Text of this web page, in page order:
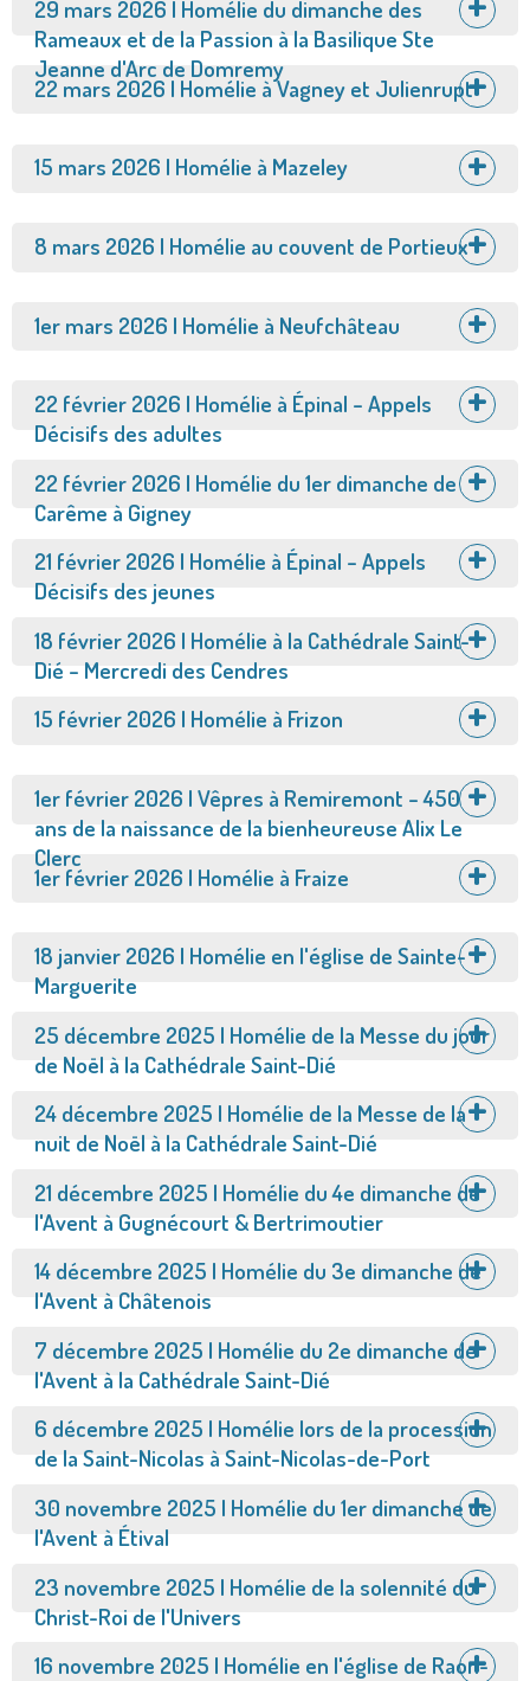
Afficher
29 mars 2026 | Homélie du dimanche des
Rameaux et de la Passion à la Basilique Ste
Jeanne d'Arc de Domremy
Afficher
22 mars 2026 | Homélie à Vagney et Julienrupt
Afficher
15 mars 2026 | Homélie à Mazeley
Afficher
8 mars 2026 | Homélie au couvent de Portieux
Afficher
1er mars 2026 | Homélie à Neufchâteau
Afficher
22 février 2026 | Homélie à Épinal – Appels
Décisifs des adultes
Afficher
22 février 2026 | Homélie du 1er dimanche de
Carême à Gigney
Afficher
21 février 2026 | Homélie à Épinal – Appels
Décisifs des jeunes
Afficher
18 février 2026 | Homélie à la Cathédrale Saint-
Dié – Mercredi des Cendres
Afficher
15 février 2026 | Homélie à Frizon
Afficher
1er février 2026 | Vêpres à Remiremont – 450
ans de la naissance de la bienheureuse Alix Le
Clerc
Afficher
1er février 2026 | Homélie à Fraize
Afficher
18 janvier 2026 | Homélie en l'église de Sainte-
Marguerite
Afficher
25 décembre 2025 | Homélie de la Messe du jour
de Noël à la Cathédrale Saint-Dié
Afficher
24 décembre 2025 | Homélie de la Messe de la
nuit de Noël à la Cathédrale Saint-Dié
Afficher
21 décembre 2025 | Homélie du 4e dimanche de
l'Avent à Gugnécourt & Bertrimoutier
Afficher
14 décembre 2025 | Homélie du 3e dimanche de
l'Avent à Châtenois
Afficher
7 décembre 2025 | Homélie du 2e dimanche de
l'Avent à la Cathédrale Saint-Dié
Afficher
6 décembre 2025 | Homélie lors de la procession
de la Saint-Nicolas à Saint-Nicolas-de-Port
Afficher
30 novembre 2025 | Homélie du 1er dimanche de
l'Avent à Étival
Afficher
23 novembre 2025 | Homélie de la solennité du
Christ-Roi de l'Univers
Afficher
16 novembre 2025 | Homélie en l'église de Raon-